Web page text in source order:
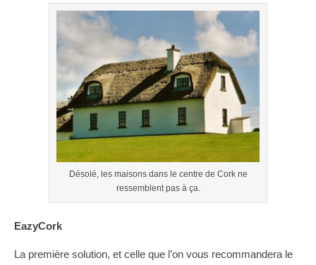
Désolé, les maisons dans le centre de Cork ne
ressemblent pas à ça.
EazyCork
La première solution, et celle que l’on vous recommandera le